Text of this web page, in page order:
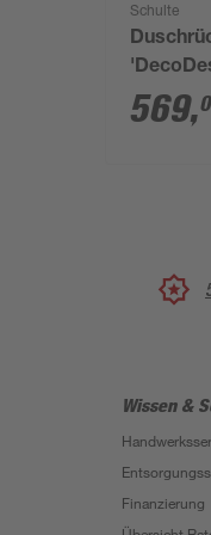
Schulte
cm
569,
Wissen &
Finanzierung